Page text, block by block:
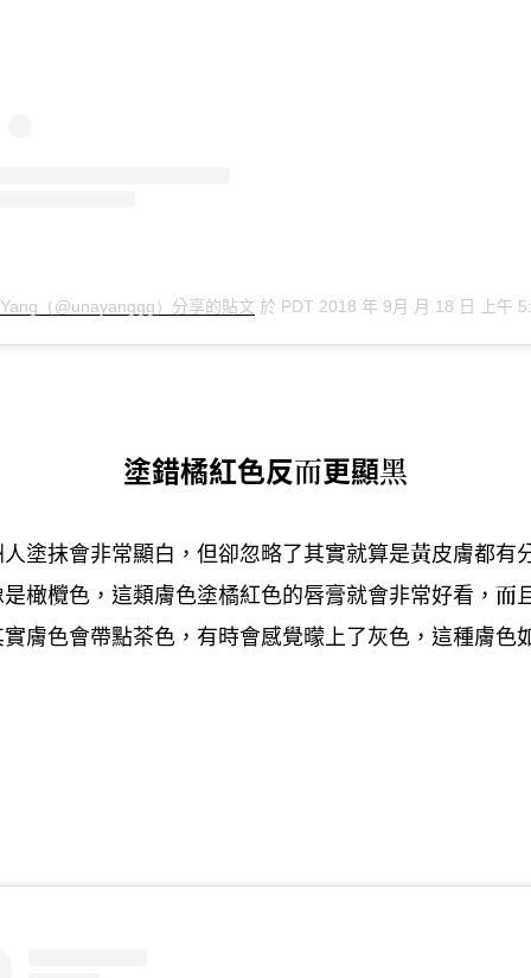
（@unayanggg） 分享的貼文 於 PDT 2018 年 9月 月 18 日 上午
塗錯橘紅色反而更顯黑
塗抹會非常顯白 ， 但卻忽略了其實就算是黃皮膚都有
橄欖色 ， 這類膚色塗橘紅色的唇膏就會非常好看 ， 而
實膚色會帶點茶色 ， 有時會感覺曚上了灰色 ， 這種膚色